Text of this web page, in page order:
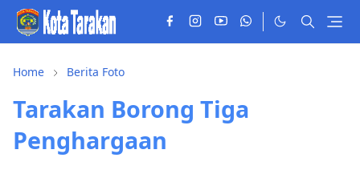
Home Berita Foto
Tarakan Borong Tiga
Penghargaan